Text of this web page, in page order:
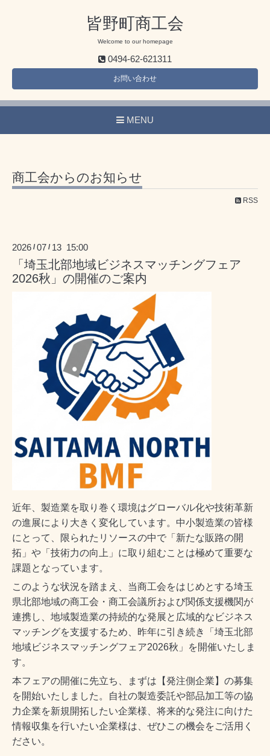
皆野町商工会
Welcome to our homepage
0494-62-621311
お問い合わせ
MENU
商工会からのお知らせ
RSS
2026 /07 / 13 15:00
「埼玉北部地域ビジネスマッチングフェア
2026秋」の開催のご案内
近年、製造業を取り巻く環境はグローバル化や技術革新
の進展により大きく変化しています。中小製造業の皆様
にとって、限られたリソースの中で「新たな販路の開
拓」や「技術力の向上」に取り組むことは極めて重要な
課題となっています。
このような状況を踏まえ、当商工会をはじめとする埼玉
県北部地域の商工会・商工会議所および関係支援機関が
連携し、地域製造業の持続的な発展と広域的なビジネス
マッチングを支援するため、昨年に引き続き「埼玉北部
地域ビジネスマッチングフェア2026秋」を開催いたしま
す。
本フェアの開催に先立ち、まずは【発注側企業】の募集
を開始いたしました。自社の製造委託や部品加工等の協
力企業を新規開拓したい企業様、将来的な発注に向けた
情報収集を行いたい企業様は、ぜひこの機会をご活用く
ださい。